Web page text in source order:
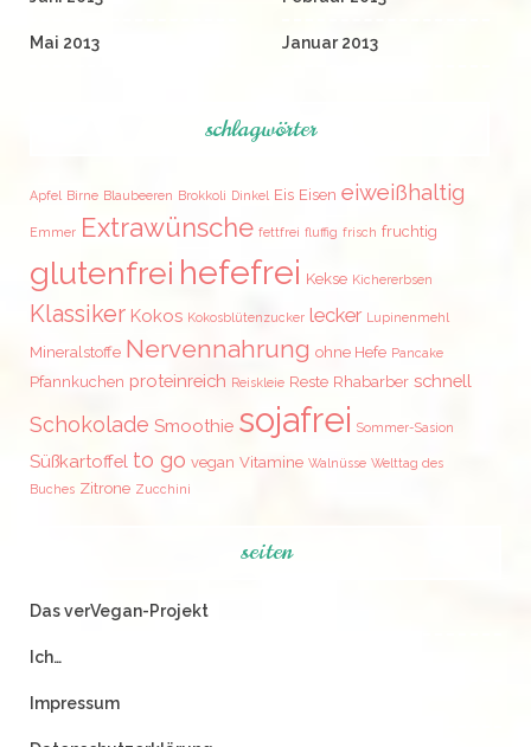
Mai 2013 Januar 2013
schlagwörter
Apfel Birne Blaubeeren Brokkoli Dinkel Eis Eisen eiweißhaltig
Emmer Extrawünsche fettfrei fluffig frisch fruchtig
glutenfrei hefefrei Kekse Kichererbsen
Klassiker Kokos Kokosblütenzucker lecker Lupinenmehl
Mineralstoffe Nervennahrung ohne Hefe Pancake
Pfannkuchen proteinreich Reiskleie Reste Rhabarber schnell
Schokolade Smoothie sojafrei Sommer-Sasion
Süßkartoffel to go vegan Vitamine Walnüsse Welttag des
Buches Zitrone Zucchini
seiten
Das verVegan-Projekt
Ich…
Impressum